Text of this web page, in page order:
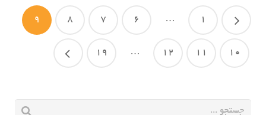
1
…
6
7
8
9
10
11
12
…
19